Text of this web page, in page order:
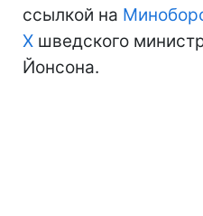
ссылкой на
Х шведского
Йонсона.